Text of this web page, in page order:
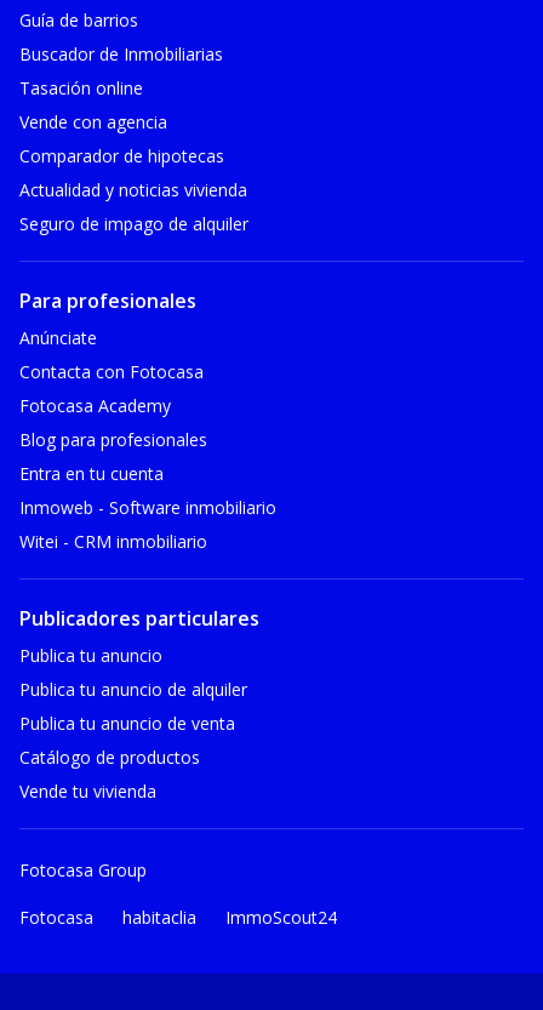
Guía de barrios
Buscador de Inmobiliarias
Tasación online
Vende con agencia
Comparador de hipotecas
Actualidad y noticias vivienda
Seguro de impago de alquiler
Para profesionales
Anúnciate
Contacta con Fotocasa
Fotocasa Academy
Blog para profesionales
Entra en tu cuenta
Inmoweb - Software inmobiliario
Witei - CRM inmobiliario
Publicadores particulares
Publica tu anuncio
Publica tu anuncio de alquiler
Publica tu anuncio de venta
Catálogo de productos
Vende tu vivienda
Fotocasa Group
Fotocasa habitaclia ImmoScout24